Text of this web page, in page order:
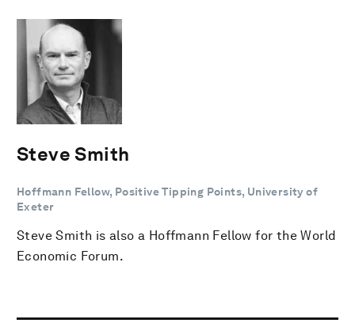
Steve Smith
Hoffmann Fellow, Positive Tipping Points, University of
Exeter
Steve Smith is also a Hoffmann Fellow for the World
Economic Forum.